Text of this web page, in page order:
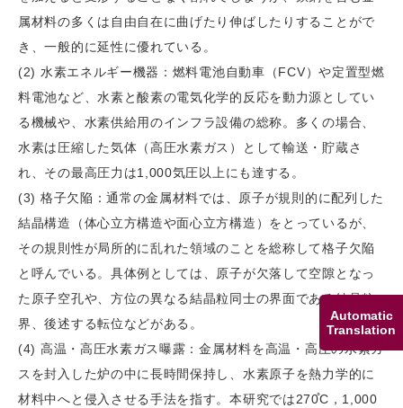
Automatic
Translation
属材料の多くは自由自在に曲げたり伸ばしたりすることがで
き、一般的に延性に優れている。
(2) 水素エネルギー機器：燃料電池自動車（FCV）や定置型燃
料電池など、水素と酸素の電気化学的反応を動力源としてい
る機械や、水素供給用のインフラ設備の総称。多くの場合、
水素は圧縮した気体（高圧水素ガス）として輸送・貯蔵さ
れ、その最高圧力は1,000気圧以上にも達する。
(3) 格子欠陥：通常の金属材料では、原子が規則的に配列した
結晶構造（体心立方構造や面心立方構造）をとっているが、
その規則性が局所的に乱れた領域のことを総称して格子欠陥
と呼んでいる。具体例としては、原子が欠落して空隙となっ
た原子空孔や、方位の異なる結晶粒同士の界面である結晶粒
界、後述する転位などがある。
(4) 高温・高圧水素ガス曝露：金属材料を高温・高圧の水素ガ
スを封入した炉の中に長時間保持し、水素原子を熱力学的に
材料中へと侵入させる手法を指す。本研究では270̊C，1,000